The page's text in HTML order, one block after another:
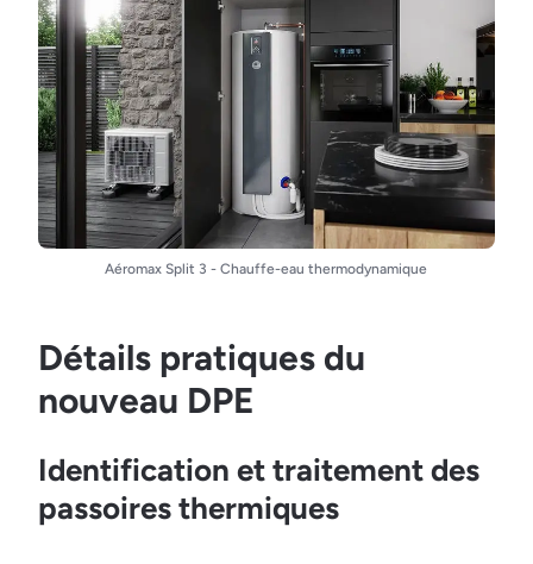
Aéromax Split 3 - Chauffe-eau thermodynamique
Détails pratiques du
nouveau DPE
Identification et traitement des
passoires thermiques